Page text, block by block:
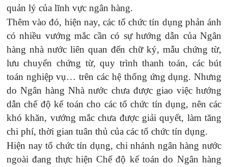
quản lý của lĩnh vực ngân hàng.
Thêm vào đó, hiện nay, các tổ chức tín dụng phản ánh
có nhiều vướng mắc cần có sự hướng dẫn của Ngân
hàng nhà nước liên quan đến chữ ký, mẫu chứng từ,
lưu chuyển chứng từ, quy trình thanh toán, các bút
toán nghiệp vụ… trên các hệ thống ứng dụng. Nhưng
do Ngân hàng Nhà nước chưa được giao việc hướng
dẫn chế độ kế toán cho các tổ chức tín dụng, nên các
khó khăn, vướng mắc chưa được giải quyết, làm tăng
chi phí, thời gian tuân thủ của các tổ chức tín dụng.
Hiện nay tổ chức tín dụng, chi nhánh ngân hàng nước
ngoài đang thực hiện Chế độ kế toán do Ngân hàng